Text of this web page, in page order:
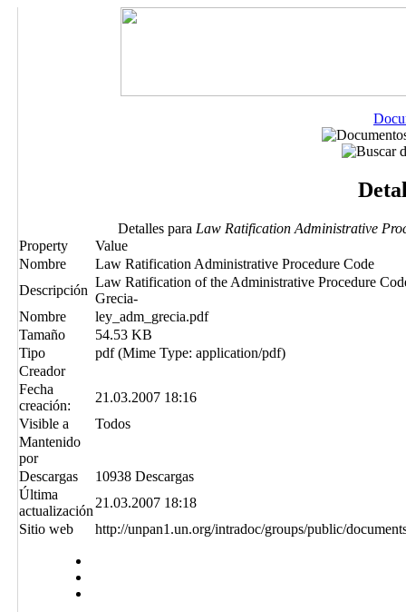
Detalles para Law Ratification Administrative
Property
Value
Nombre
Law Ratification Administrative Procedure Code
Descripción
Law Ratification of the Administrative Procedure
Grecia-
Nombre
ley_adm_grecia.pdf
Tamaño
54.53 KB
Tipo
pdf (Mime Type: application/pdf)
Creador
Fecha
creación:
21.03.2007 18:16
Visible a
Todos
Mantenido
por
Descargas
10938 Descargas
Última
actualización
21.03.2007 18:18
Sitio web
http://unpan1.un.org/intradoc/groups/public/